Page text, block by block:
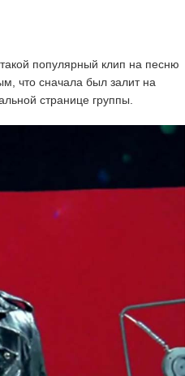
популярный клип на песню
что сначала был залит на
странице группы.